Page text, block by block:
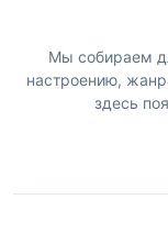
Мы собираем
настроению,
здесь